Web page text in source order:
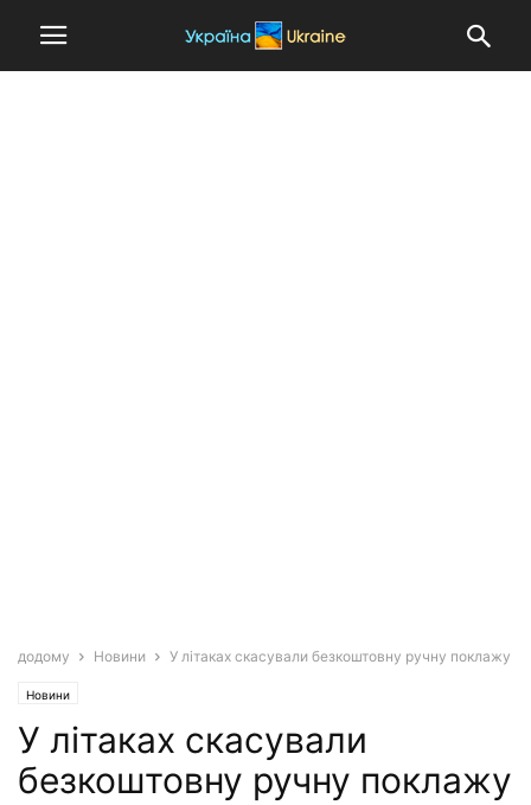
додому Новини У літаках скасували безкоштовну ручну поклажу
Новини
У літаках скасували
безкоштовну ручну поклажу